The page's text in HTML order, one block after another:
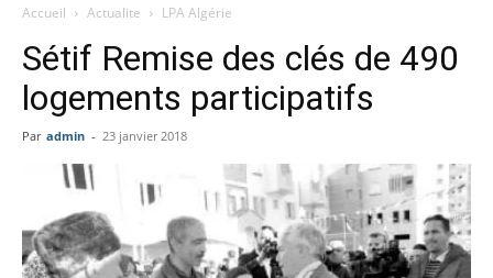
Accueil Actualite LPA Algérie
Sétif Remise des clés de 490
logements participatifs
Par admin - 23 janvier 2018